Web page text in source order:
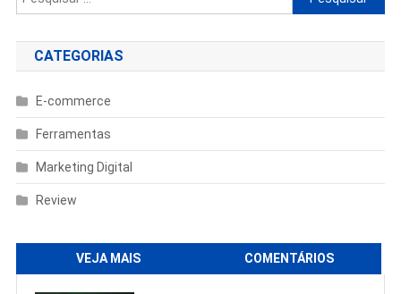
por:
CATEGORIAS
E-commerce
Ferramentas
Marketing Digital
Review
VEJA MAIS COMENTÁRIOS